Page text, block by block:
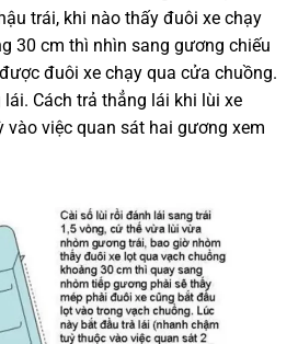
trái, khi nào thấy đuôi xe chạy
30 cm thì nhìn sang gương chiếu
đuôi xe chạy qua cửa chuồng.
Cách trả thẳng lái khi lùi xe
vào việc quan sát hai gương xem